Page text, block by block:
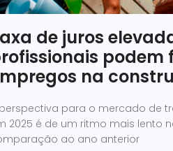
de juros
podem
na
para o mercado de
2025 é de um ritmo mais lento
ao ano anterior